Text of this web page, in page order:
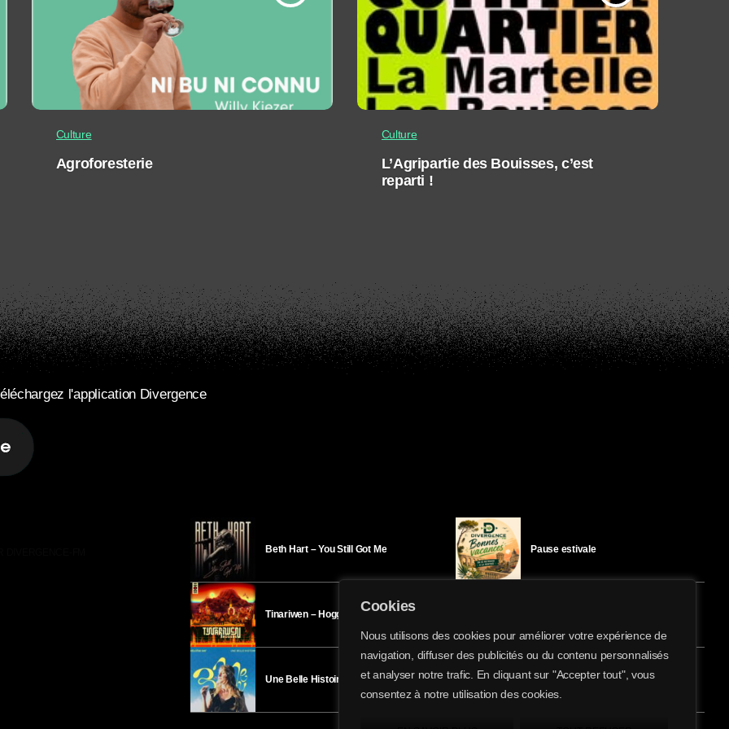
Cookies
Nous utilisons des cookies pour améliorer votre expérience de
navigation, diffuser des publicités ou du contenu personnalisés
et analyser notre trafic. En cliquant sur "Accepter tout", vous
consentez à notre utilisation des cookies.
share
2
email
Culture
Agroforesterie
Culture
L’Agripartie des Bouisses, c’est
reparti !
l'application Divergence
Beth Hart – You Still Got Me
Tinariwen – Hoggar
Une Belle Histoire – Héloïse Bay
Pause estivale
Ici l’Ombre – mardi 28 juillet